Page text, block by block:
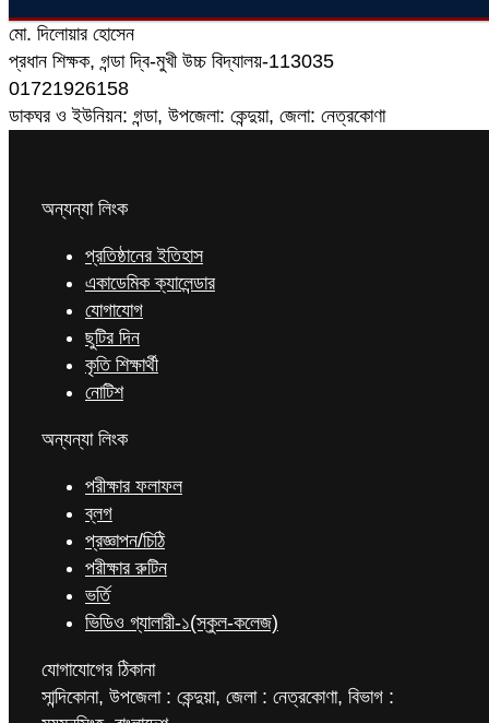
মো. দিলোয়ার হোসেন
প্রধান শিক্ষক, গন্ডা দ্বি-মুখী উচ্চ বিদ্যালয়-113035
01721926158
ডাকঘর ও ইউনিয়ন: গন্ডা, উপজেলা: কেন্দুয়া, জেলা: নেত্রকোণা
অন্যন্যা লিংক
প্রতিষ্ঠানের ইতিহাস
একাডেমিক ক্যালেন্ডার
যোগাযোগ
ছুটির দিন
কৃতি শিক্ষার্থী
নোটিশ
অন্যন্যা লিংক
পরীক্ষার ফলাফল
ব্লগ
প্রজ্ঞাপন/চিঠি
পরীক্ষার রুটিন
ভর্তি
ভিডিও গ্যালারী-১(স্কুল-কলেজ)
যোগাযোগের ঠিকানা
সান্দিকোনা, উপজেলা : কেন্দুয়া, জেলা : নেত্রকোণা, বিভাগ :